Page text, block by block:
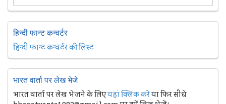
हिन्दी फान्ट कन्वर्टर
हिन्दी फान्ट कन्वर्टर की लिस्ट
भारत वार्ता पर लेख भेजे
भारत वार्ता पर लेख भेजने के लिएयहां क्लिक करेंया फिर सीधे